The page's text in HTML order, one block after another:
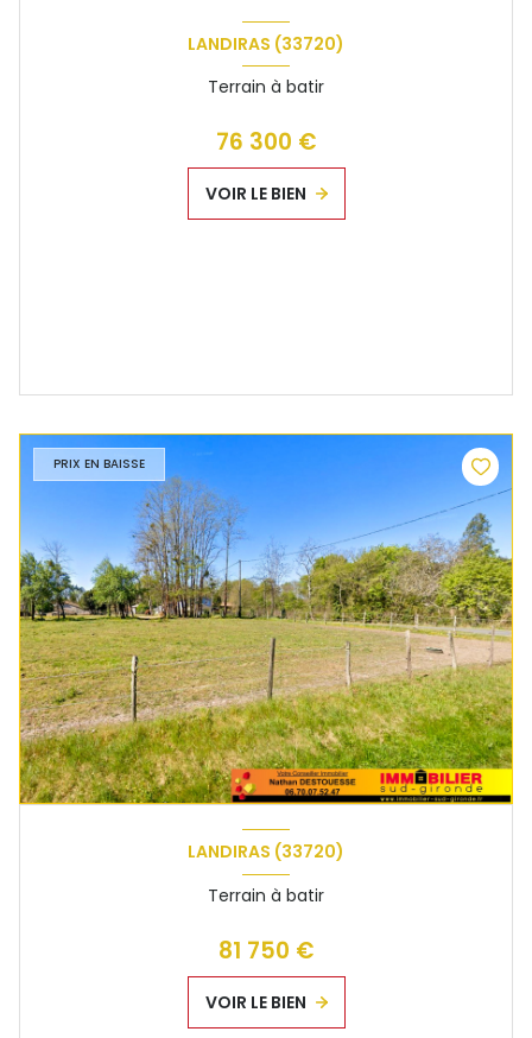
LANDIRAS (33720)
Terrain à batir
76 300 €
VOIR LE BIEN
PRIX EN BAISSE
LANDIRAS (33720)
Terrain à batir
81 750 €
VOIR LE BIEN